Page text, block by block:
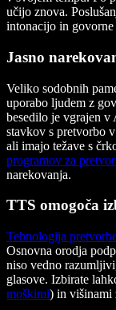
učijo znova.
intonacijo in govorne
Jasno
Veliko sodobnih
uporabo ljudem z
besedilo je vgrajen v
stavkov s pretvorbo
ali imajo težave s
programov za
narekovanja.
TTS omogoča
Tehnologija
Osnovna orodja
niso vedno
glasove. Izbirate
moškimi) in višinami